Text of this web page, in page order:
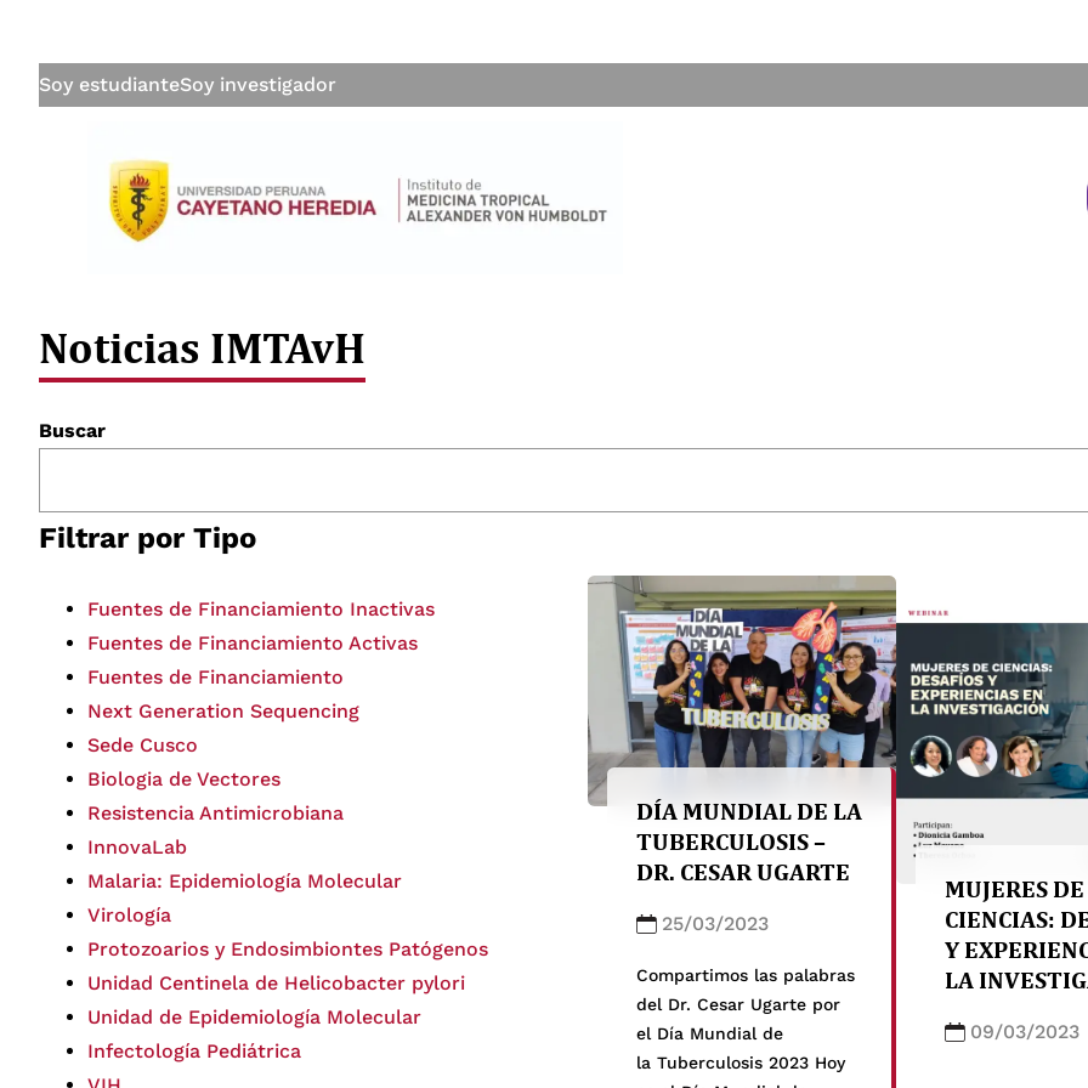
Soy estudianteSoy investigador
Noticias IMTAvH
Buscar
Filtrar por Tipo
Fuentes de Financiamiento Inactivas
Fuentes de Financiamiento Activas
Fuentes de Financiamiento
Next Generation Sequencing
Sede Cusco
Biologia de Vectores
Resistencia Antimicrobiana
InnovaLab
Malaria: Epidemiología Molecular
Virología
Protozoarios y Endosimbiontes Patógenos
Unidad Centinela de Helicobacter pylori
Unidad de Epidemiología Molecular
Infectología Pediátrica
DÍA MUNDIAL DE LA
TUBERCULOSIS –
DR. CESAR UGARTE
25/03/2023
Compartimos las palabras
del Dr. Cesar Ugarte por
el Día Mundial de
la Tuberculosis 2023 Hoy
MUJERES DE
CIENCIAS:
Y
LA
09/03/2023